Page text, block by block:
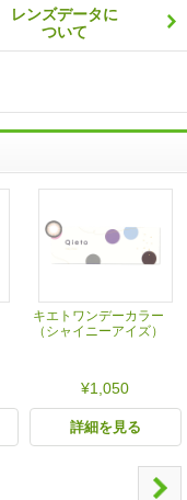
レンズデータに
ついて
キエトワンデーカラー
（シャイニーアイズ）
¥1,050
詳細を見る